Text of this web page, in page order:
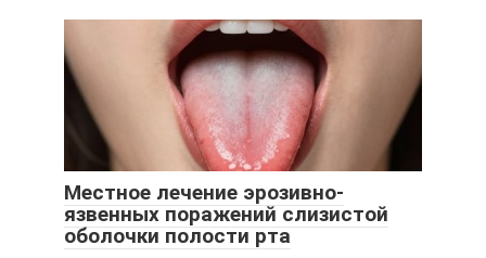
Местное лечение эрозивно-
язвенных поражений слизистой
оболочки полости рта